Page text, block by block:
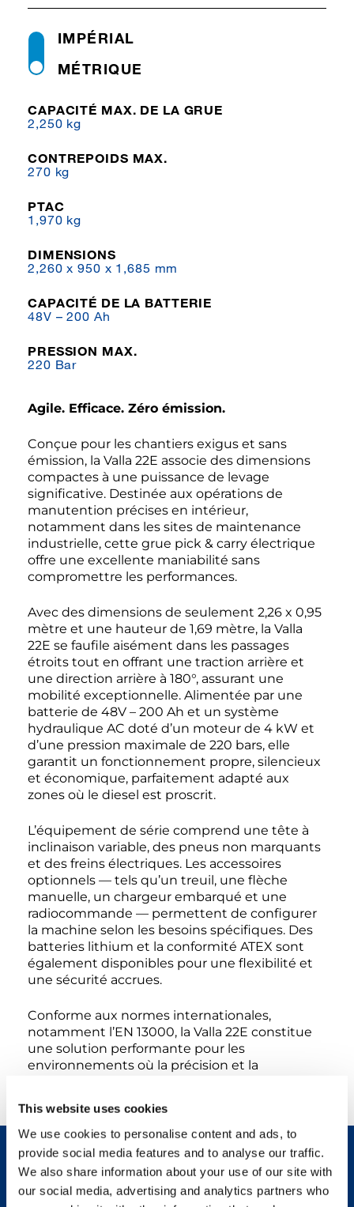
This website uses cookies
We use cookies to personalise content and ads, to
provide social media features and to analyse our traffic.
We also share information about your use of our site with
our social media, advertising and analytics partners who
MÉTRIQUE
IMPÉRIAL
CAPACITÉ MAX. DE LA GRUE
2,250 kg
CONTREPOIDS MAX.
270 kg
PTAC
1,970 kg
DIMENSIONS
2,260 x 950 x 1,685 mm
CAPACITÉ DE LA BATTERIE
48V – 200 Ah
PRESSION MAX.
220 Bar
Agile. Efficace. Zéro émission.
Conçue pour les chantiers exigus et sans
émission, la Valla 22E associe des dimensions
compactes à une puissance de levage
significative. Destinée aux opérations de
manutention précises en intérieur,
notamment dans les sites de maintenance
industrielle, cette grue pick & carry électrique
offre une excellente maniabilité sans
compromettre les performances.
Avec des dimensions de seulement 2,26 x 0,95
mètre et une hauteur de 1,69 mètre, la Valla
22E se faufile aisément dans les passages
étroits tout en offrant une traction arrière et
une direction arrière à 180°, assurant une
mobilité exceptionnelle. Alimentée par une
batterie de 48V – 200 Ah et un système
hydraulique AC doté d’un moteur de 4 kW et
d’une pression maximale de 220 bars, elle
garantit un fonctionnement propre, silencieux
et économique, parfaitement adapté aux
zones où le diesel est proscrit.
L’équipement de série comprend une tête à
inclinaison variable, des pneus non marquants
et des freins électriques. Les accessoires
optionnels — tels qu’un treuil, une flèche
manuelle, un chargeur embarqué et une
radiocommande — permettent de configurer
la machine selon les besoins spécifiques. Des
batteries lithium et la conformité ATEX sont
également disponibles pour une flexibilité et
une sécurité accrues.
Conforme aux normes internationales,
notamment l’EN 13000, la Valla 22E constitue
une solution performante pour les
environnements où la précision et la
REQUEST NOW SPEC SHEET